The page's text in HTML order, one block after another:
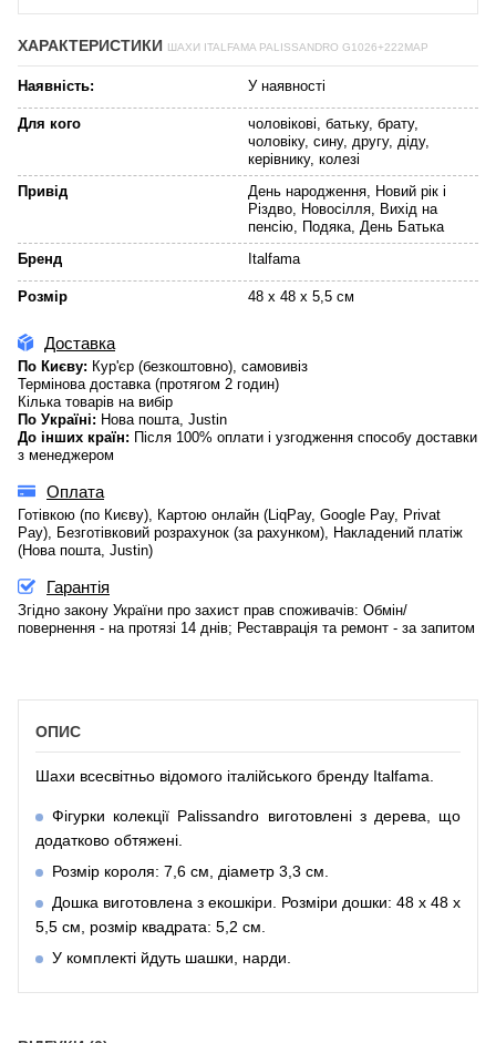
ХАРАКТЕРИСТИКИ ШАХИ ITALFAMA PALISSANDRO G1026+222MAP
Наявність: У наявності
Для кого
чоловікові, батьку, брату,
чоловіку, сину, другу, діду,
керівнику, колезі
Привід
День народження, Новий рік і
Різдво, Новосілля, Вихід на
пенсію, Подяка, День Батька
Бренд
Italfama
Розмір 48 x 48 x 5,5 см
Доставка
По Києву: Кур'єр (безкоштовно), самовивіз
Термінова доставка (протягом 2 годин)
Кілька товарів на вибір
По Україні: Нова пошта, Justin
До інших країн: Після 100% оплати і узгодження способу доставки
з менеджером
Оплата
Готівкою (по Києву), Картою онлайн (LiqPay, Google Pay, Privat
Pay), Безготівковий розрахунок (за рахунком), Накладений платіж
(Нова пошта, Justin)
Гарантія
Згідно закону України про захист прав споживачів: Обмін/
повернення - на протязі 14 днів; Реставрація та ремонт - за запитом
ОПИС
Шахи всесвітньо відомого італійського бренду Italfama.
Фігурки колекції Palissandro виготовлені з дерева, що
додатково обтяжені.
Розмір короля: 7,6 см, діаметр 3,3 см.
Дошка виготовлена з екошкіри. Розміри дошки: 48 x 48 x
5,5 см, розмір квадрата: 5,2 см.
У комплекті йдуть шашки, нарди.